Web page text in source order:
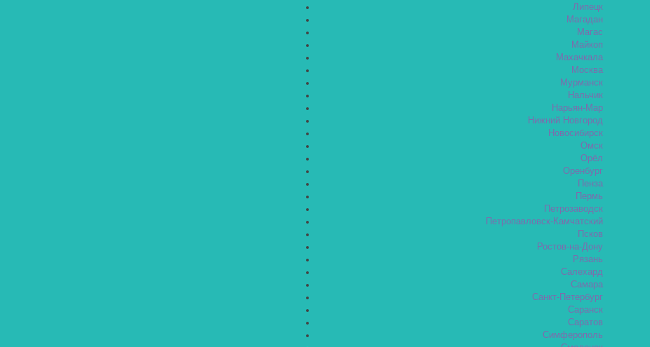
Липецк
Магадан
Магас
Майкоп
Махачкала
Москва
Мурманск
Нальчик
Нарьян-Мар
Нижний Новгород
Новосибирск
Омск
Орёл
Оренбург
Пенза
Пермь
Петрозаводск
Петропавловск-Камчатский
Псков
Ростов-на-Дону
Рязань
Салехард
Самара
Санкт-Петербург
Саранск
Саратов
Симферополь